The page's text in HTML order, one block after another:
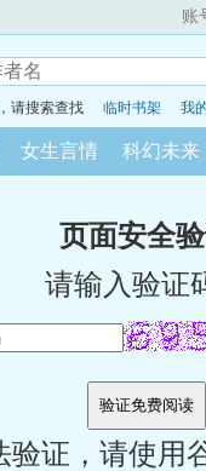
账
请搜索查找 临时书架 我
女生言情 科幻未来
页面安全
请输入验证
证，请使用